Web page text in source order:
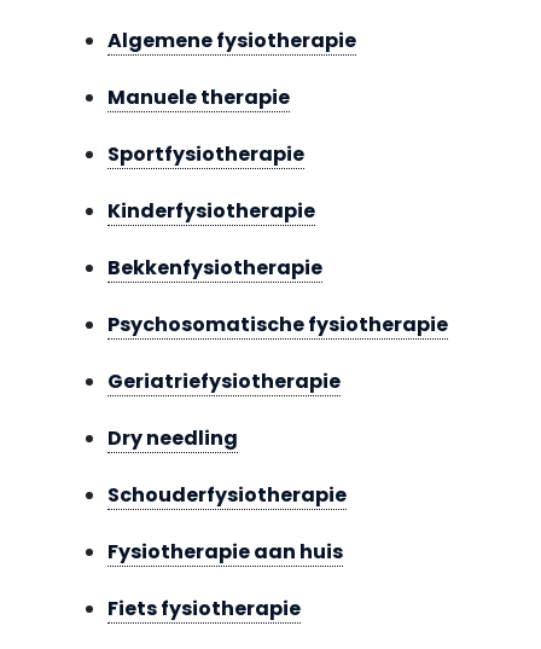
Algemene fysiotherapie
Manuele therapie
Sportfysiotherapie
Kinderfysiotherapie
Bekkenfysiotherapie
Psychosomatische fysiotherapie
Geriatriefysiotherapie
Dry needling
Schouderfysiotherapie
Fysiotherapie aan huis
Fiets fysiotherapie